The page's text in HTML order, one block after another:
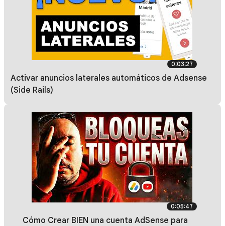
0:03:27
Activar anuncios laterales automáticos de Adsense
(Side Rails)
0:05:47
🔴 Cómo Crear BIEN una cuenta AdSense para